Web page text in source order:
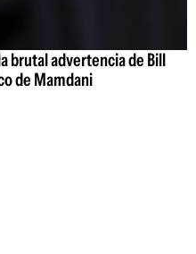
brutal advertencia de Bill
de Mamdani